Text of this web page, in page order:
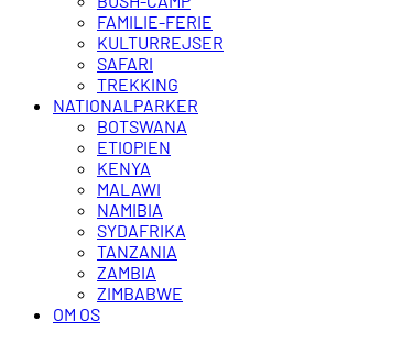
FAMILIE-FERIE
KULTURREJSER
SAFARI
TREKKING
NATIONALPARKER
BOTSWANA
ETIOPIEN
KENYA
MALAWI
NAMIBIA
SYDAFRIKA
TANZANIA
ZAMBIA
ZIMBABWE
OM OS